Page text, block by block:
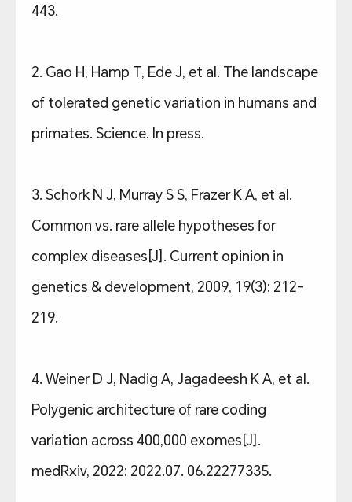
443.
2. Gao H, Hamp T, Ede J, et al. The landscape
of tolerated genetic variation in humans and
primates. Science. In press.
3. Schork N J, Murray S S, Frazer K A, et al.
Common vs. rare allele hypotheses for
complex diseases[J]. Current opinion in
genetics & development, 2009, 19(3): 212-
219.
4. Weiner D J, Nadig A, Jagadeesh K A, et al.
Polygenic architecture of rare coding
variation across 400,000 exomes[J].
medRxiv, 2022: 2022.07. 06.22277335.